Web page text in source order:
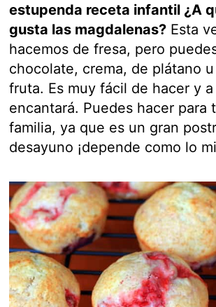
estupenda receta infantil ¿A
gusta las magdalenas? Esta
hacemos de fresa, pero
chocolate, crema, de plátano
fruta. Es muy fácil de hacer y
encantará. Puedes hacer para
familia, ya que es un gran
desayuno ¡depende como lo